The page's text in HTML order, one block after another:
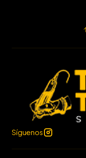
Síguenos